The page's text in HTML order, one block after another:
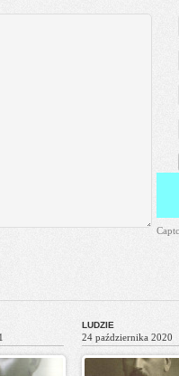
LUDZIE
24 października 2020